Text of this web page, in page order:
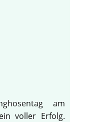
am
voller Erfolg.